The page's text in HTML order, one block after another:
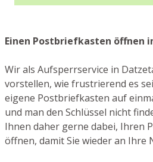
Einen Postbriefkasten öffnen
Wir als Aufsperrservice in
vorstellen, wie frustrierend es
eigene Postbriefkasten auf
und man den Schlüssel nicht
Ihnen daher gerne dabei, Ihren
öffnen, damit Sie wieder an Ihre